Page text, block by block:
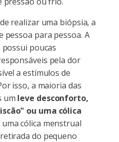
realizar uma biópsia, a
pessoa para pessoa. A
poucas
pela dor
a estímulos de
isso, a maioria das
um leve desconforto,
ou uma cólica
cólica menstrual
do pequeno